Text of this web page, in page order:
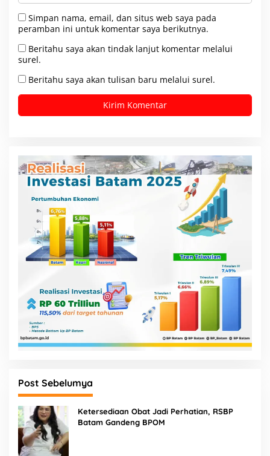
Simpan nama, email, dan situs web saya pada
peramban ini untuk komentar saya berikutnya.
Beritahu saya akan tindak lanjut komentar melalui
surel.
Beritahu saya akan tulisan baru melalui surel.
Post Sebelumya
Ketersediaan Obat Jadi Perhatian, RSBP
Batam Gandeng BPOM